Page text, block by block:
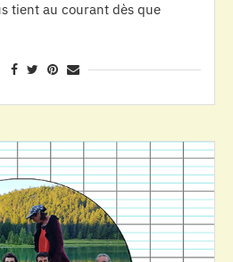
tient au courant dès que